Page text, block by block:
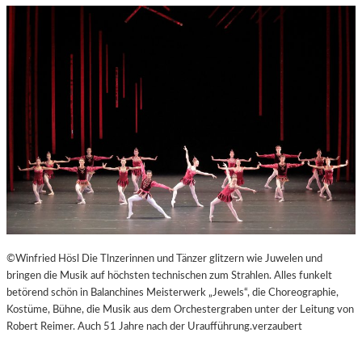
©Winfried Hösl Die Tlnzerinnen und Tänzer glitzern wie Juwelen und
bringen die Musik auf höchsten technischen zum Strahlen. Alles funkelt
betörend schön in Balanchines Meisterwerk „Jewels“, die Choreographie,
Kostüme, Bühne, die Musik aus dem Orchestergraben unter der Leitung von
Robert Reimer. Auch 51 Jahre nach der Uraufführung.verzaubert